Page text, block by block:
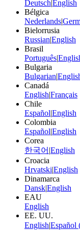
Deutsch|English
Bélgica
Nederlands|
Bielorrusia
Russian|English
Brasil
Português|
Bulgaria
Bulgarian|
Canadá
English|Français
Chile
Español|English
Colombia
Español|English
Corea
한국어 |English
Croacia
Hrvatski|English
Dinamarca
Dansk|English
EAU
English
EE. UU.
English|Español